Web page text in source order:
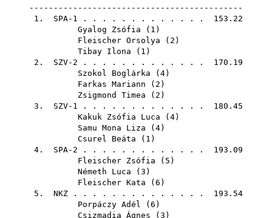
--------------------------------------------
1. SPA-1 . . . . . . . . . . . . . 153.22
Gyalog Zsófia ( 1 )
Fleischer Orsolya ( 2 )
Tibay Ilona ( 1 )
2. SZV-2 . . . . . . . . . . . . . 170.19
Szokol Boglárka ( 4)
Farkas Mariann ( 2 )
Zsigmond Timea ( 2 )
3. SZV-1 . . . . . . . . . . . . . 180.45
Kakuk Zsófia Luca ( 4)
Samu Mona Liza ( 4)
Csurel Beáta ( 1 )
4. SPA-2 . . . . . . . . . . . . . 193.09
Fleischer Zsófia ( 5 )
Németh Luca ( 3 )
Fleischer Kata ( 6 )
5. NKZ . . . . . . . . . . . . . . 193.54
Porpáczy Adél ( 6 )
Csizmadia Ágnes ( 3 )